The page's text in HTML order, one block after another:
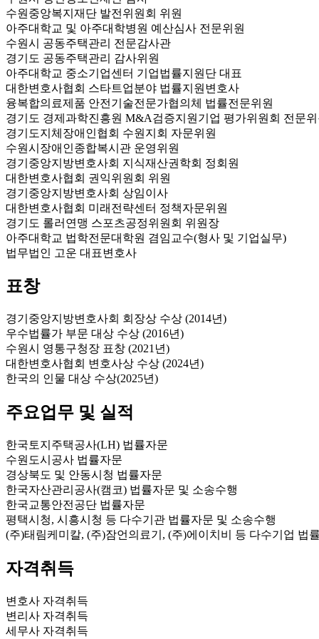
수원중앙복지재단 발전위원회 위원
아주대학교 및 아주대학병원 예산심사 전문위원
수원시 공동주택관리 전문감사관
경기도 공동주택관리 감사위원
아주대학교 중소기업센터 기업법률지원단 대표
대한변호사협회 스타트업분야 법률지원변호사
융복합의료제품 안전기술전문가협의체 법률전문위원
경기도 경제과학진흥원 M&A검증지원기업 평가위원회 전문
경기도지체장애인협회 수원지회 자문위원
수원시장애인종합복시관 운영위원
경기중앙지방변호사회 지식재산권학회 정회원
대한변호사협회 권익위원회 위원
경기중앙지방변호사회 상임이사
대한변호사협회 미래전략센터 정책자문위원
경기도 롤러연맹 스포츠공정위원회 위원장
아주대학교 법학전문대학원 겸임교수(형사 및 기업실무)
법무법인 고운 대표변호사
표창
경기중앙지방변호사회 회장상 수상 (2014년)
우수법률가 부문 대상 수상 (2016년)
수원시 영통구청장 표창 (2021년)
대한변호사협회 변호사상 수상 (2024년)
한국의 인물 대상 수상(2025년)
주요업무 및 실적
한국토지주택공사(LH) 법률자문
수원도시공사 법률자문
경상북도 및 안동시청 법률자문
한국자산관리공사(캠코) 법률자문 및 소송수행
한국교통안전공단 법률자문
평택시청, 시흥시청 등 다수기관 법률자문 및 소송수행
(주)태림케미칼, (주)잠언의료기, (주)에이치비 등 다수기업 법
자격취득
변호사 자격취득
변리사 자격취득
세무사 자격취득